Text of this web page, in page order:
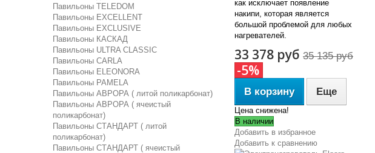
Павильоны TELEDOM
Павильоны EXCELLENT
Павильоны EXCLUSIVE
Павильоны КАСКАД
Павильоны ULTRA CLASSIC
Павильоны CARLA
Павильоны ELEONORA
Павильоны PAMELA
Павильоны АВРОРА ( литой поликарбонат)
Павильоны АВРОРА ( ячеистый
поликарбонат)
Павильоны СТАНДАРТ ( литой
поликарбонат)
Павильоны СТАНДАРТ ( ячеистый
как исключает появление
накипи, которая является
большой проблемой для любых
нагревателей.
33 378 руб 35 135 руб
-5%
В корзину Еще
Цена снижена!
В наличии
Добавить в избранное
Добавить к сравнению